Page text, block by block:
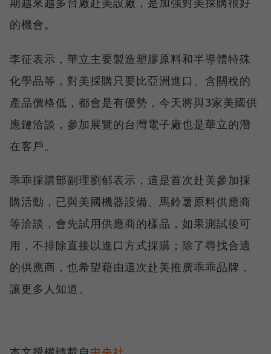
的機會。
李征表示，華立主要製造塑膠原料和半導體特殊
化學品等，對美採購只要比亞洲進口、含關稅的
產品價格低，都會是有優勢，今天將與3家美國供
應鏈洽談，參加展覽的台灣電子廠也是華立的潛
在客戶。
乖乖採購部副理劉郁表示，這是首次赴美參加採
購活動，已與美國機器設備、馬鈴薯原料供應商
等洽談，會先試用供應商的樣品，如果測試後可
用，不排除直接以進口方式採購；除了尋找合適
的供應商，也希望藉由這次赴美推廣乖乖品牌，
讓更多人知道。